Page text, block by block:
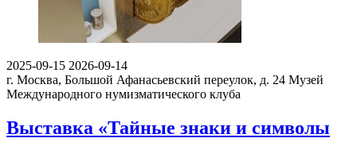
2025-09-15 2026-09-14
г. Москва, Большой Афанасьевский переулок, д. 24 Музей
Международного нумизматического клуба
Выставка «Тайные знаки и символы